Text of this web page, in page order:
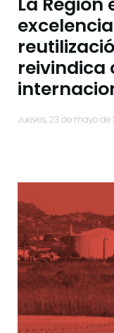
reivindica
jueves, 23 de mayo de